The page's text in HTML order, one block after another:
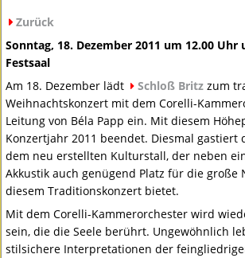
Zurück
Sonntag, 18. Dezember 2011 um 12.00 Uhr
Festsaal
Am 18. Dezember lädt
Schloß Britz zum
Weihnachtskonzert mit dem Corelli-
Leitung von Béla Papp ein. Mit diesem
Konzertjahr 2011 beendet. Diesmal gastiert
dem neu erstellten Kulturstall, der neben
Akkustik auch genügend Platz für die große
diesem Traditionskonzert bietet.
Mit dem Corelli-Kammerorchester wird
sein, die die Seele berührt. Ungewöhnlich
stilsichere Interpretationen der